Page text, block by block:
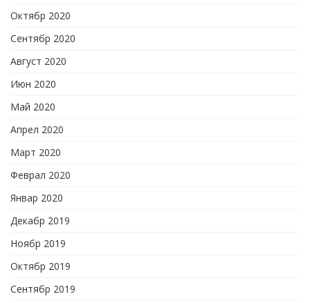
Октябр 2020
Сентябр 2020
Август 2020
Июн 2020
Май 2020
Апрел 2020
Март 2020
Феврал 2020
Январ 2020
Декабр 2019
Ноябр 2019
Октябр 2019
Сентябр 2019